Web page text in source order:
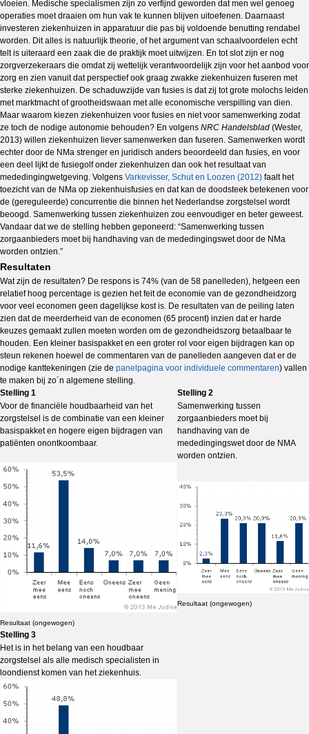
vloeien. Medische specialismen zijn zo verfijnd geworden dat men wel genoeg
operaties moet draaien om hun vak te kunnen blijven uitoefenen. Daarnaast
investeren ziekenhuizen in apparatuur die pas bij voldoende benutting rendabel
worden. Dit alles is natuurlijk theorie, of het argument van schaalvoordelen echt
telt is uiteraard een zaak die de praktijk moet uitwijzen. En tot slot zijn er nog
zorgverzekeraars die omdat zij wettelijk verantwoordelijk zijn voor het aanbod voor
zorg en zien vanuit dat perspectief ook graag zwakke ziekenhuizen fuseren met
sterke ziekenhuizen. De schaduwzijde van fusies is dat zij tot grote molochs leiden
met marktmacht of grootheidswaan met alle economische verspilling van dien.
Maar waarom kiezen ziekenhuizen voor fusies en niet voor samenwerking zodat
ze toch de nodige autonomie behouden? En volgens NRC Handelsblad (Wester,
2013) willen ziekenhuizen liever samenwerken dan fuseren. Samenwerken wordt
echter door de NMa strenger en juridisch anders beoordeeld dan fusies, en voor
een deel lijkt de fusiegolf onder ziekenhuizen dan ook het resultaat van
mededingingwetgeving. Volgens Varkevisser, Schut en Loozen (2012) faalt het
toezicht van de NMa op ziekenhuisfusies en dat kan de doodsteek betekenen voor
de (gereguleerde) concurrentie die binnen het Nederlandse zorgstelsel wordt
beoogd. Samenwerking tussen ziekenhuizen zou eenvoudiger en beter geweest.
Vandaar dat we de stelling hebben geponeerd: “Samenwerking tussen
zorgaanbieders moet bij handhaving van de mededingingswet door de NMa
worden ontzien.”
Resultaten
Wat zijn de resultaten? De respons is 74% (van de 58 panelleden), hetgeen een
relatief hoog percentage is gezien het feit de economie van de gezondheidzorg
voor veel economen geen dagelijkse kost is. De resultaten van de peiling laten
zien dat de meerderheid van de economen (65 procent) inzien dat er harde
keuzes gemaakt zullen moeten worden om de gezondheidszorg betaalbaar te
houden. Een kleiner basispakket en een groter rol voor eigen bijdragen kan op
steun rekenen hoewel de commentaren van de panelleden aangeven dat er de
nodige kanttekeningen (zie de panelpagina voor individuele commentaren) vallen
te maken bij zo´n algemene stelling.
Stelling 1
Voor de financiële houdbaarheid van het
zorgstelsel is de combinatie van een kleiner
basispakket en hogere eigen bijdragen van
patiënten onontkoombaar.
Stelling 2
Samenwerking tussen
zorgaanbieders moet bij
handhaving van de
mededingingswet door de NMA
worden ontzien.
Resultaat (ongewogen)
Resultaat (ongewogen)
Stelling 3
Het is in het belang van een houdbaar
zorgstelsel als alle medisch specialisten in
loondienst komen van het ziekenhuis.